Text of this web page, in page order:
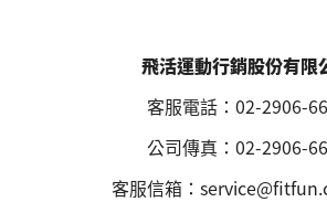
飛活運動行銷股份有限
客服電話：02-2906-
公司傳真：02-2906-
客服信箱：